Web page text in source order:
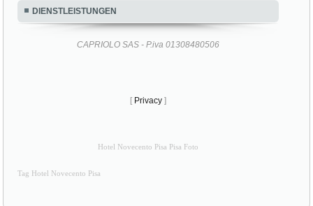
DIENSTLEISTUNGEN
CAPRIOLO SAS - P.iva 01308480506
[ Privacy ]
Hotel Novecento Pisa Pisa Foto
Tag Hotel Novecento Pisa